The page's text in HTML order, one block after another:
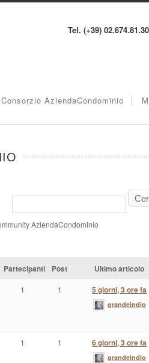
Tel. (+39)
Consorzio AziendaCondominio
AziendaCondominio
Partecipanti Post
Ultimo articolo
1 1 5 giorni, 3 ore fa
grandeindio
1 1 6 giorni, 3 ore fa
grandeindio